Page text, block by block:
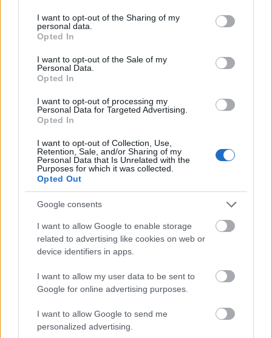
not limited to your visit or usage behaviour. You may click to
grant or deny consent to Google and its third-party tags to
use your data for below specified purposes in below Google
consent section.
I want to opt-out of the Sharing of my
personal data.
Opted In
I want to opt-out of the Sale of my
Personal Data.
Opted In
I want to opt-out of processing my
Personal Data for Targeted Advertising.
Opted In
I want to opt-out of Collection, Use,
Retention, Sale, and/or Sharing of my
Personal Data that Is Unrelated with the
Purposes for which it was collected.
Opted Out
Google consents
I want to allow Google to enable storage
related to advertising like cookies on web or
device identifiers in apps.
I want to allow my user data to be sent to
Google for online advertising purposes.
I want to allow Google to send me
personalized advertising.
Δεκαπενταύγουστος 2026: Πόσο αυξάνεται το
μεροκάματο το Σάββατο